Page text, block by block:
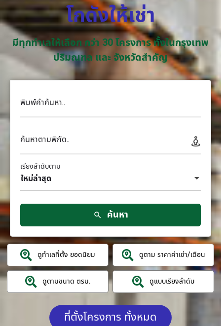
โกดังให้เช่า
มีทุกทำเลให้เลือก กว่า 30 โครงการ ทั้งในกรุงเทพ
ปริมณฑล และ จังหวัดสำคัญ
พิมพ์คำค้นหา..
ค้นหาตามพิกัด..
ใหม่ล่าสุด
เรียงลำดับตาม
ค้นหา
ดูทำเลที่ตั้ง ยอดนิยม ดูตาม ราคาค่าเช่า/เดือน
ดูตามขนาด ตรม. ดูแบบเรียงลำดับ
ที่ตั้งโครงการ ทั้งหมด